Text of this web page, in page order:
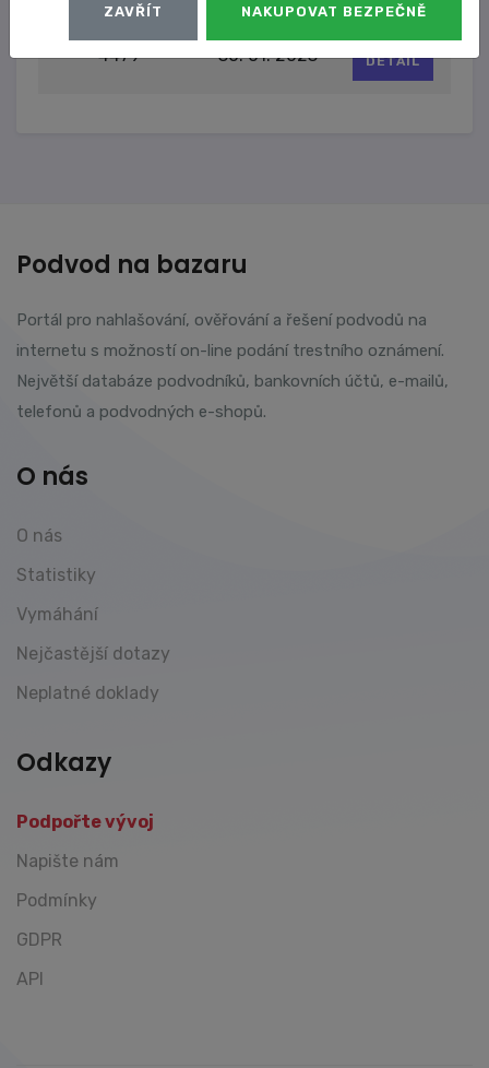
4479 30. 01. 2023 DETAIL
Podvod na bazaru
Portál pro nahlašování, ověřování a řešení podvodů na
internetu s možností on-line podání trestního oznámení.
Největší databáze podvodníků, bankovních účtů, e-mailů,
telefonů a podvodných e-shopů.
O nás
O nás
Statistiky
Vymáhání
Nejčastější dotazy
Neplatné doklady
Odkazy
Podpořte vývoj
Napište nám
Podmínky
GDPR
API
ZAVŘÍT NAKUPOVAT BEZPEČNĚ